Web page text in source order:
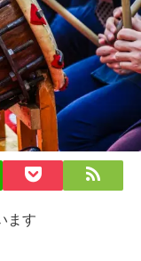
ます